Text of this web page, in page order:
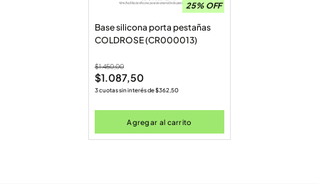
25% OFF
Base silicona porta pestañas
COLDROSE (CR000013)
$1.450,00
$1.087,50
3 cuotas sin interés de$362,50
Agregar al carrito